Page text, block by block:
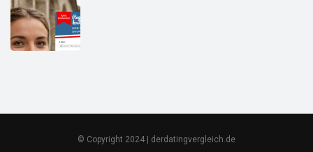
© Copyright 2024 | derdatingvergleich.de